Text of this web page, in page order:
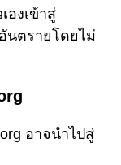
องเข้าสู่
นตรายโดยไม่
อาจนำไปสู่